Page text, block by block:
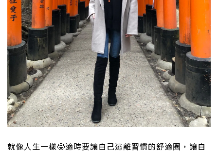
就像人生一樣🤓適時要讓自己逃離習慣的舒適圈，讓自